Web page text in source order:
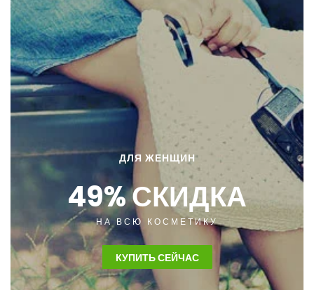
ДЛЯ ЖЕНЩИН
49% СКИДКА
НА ВСЮ КОСМЕТИКУ
КУПИТЬ СЕЙЧАС